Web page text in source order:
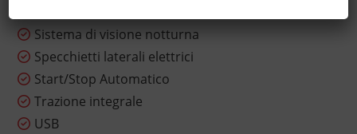
Sistema di visione notturna
Specchietti laterali elettrici
Start/Stop Automatico
Trazione integrale
USB